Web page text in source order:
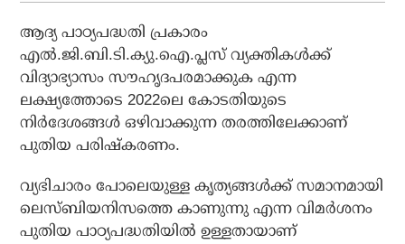
ആദ്യ പാഠ്യപദ്ധതി പ്രകാരം
എല്‍.ജി.ബി.ടി.ക്യു.ഐ.പ്ലസ് വ്യക്തികള്‍ക്ക്
വിദ്യാഭ്യാസം സൗഹൃദപരമാക്കുക എന്ന
ലക്ഷ്യത്തോടെ 2022ലെ കോടതിയുടെ
നിര്‍ദേശങ്ങള്‍ ഒഴിവാക്കുന്ന തരത്തിലേക്കാണ്
പുതിയ പരിഷ്‌കരണം.
വ്യഭിചാരം പോലെയുള്ള കൃത്യങ്ങള്‍ക്ക് സമാനമായി
ലെസ്ബിയനിസത്തെ കാണുന്നു എന്ന വിമര്‍ശനം
പുതിയ പാഠ്യപദ്ധതിയില്‍ ഉള്ളതായാണ്